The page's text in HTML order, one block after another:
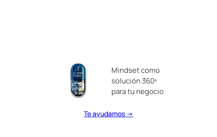
Mindset como
solución 360º
para tu negocio
Te ayudamos →